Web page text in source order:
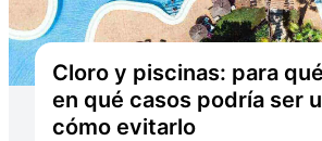
Cloro y piscinas: para
en qué casos podría ser
cómo evitarlo